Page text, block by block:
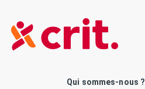
Qui sommes-nous ?